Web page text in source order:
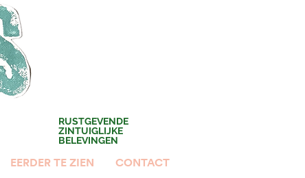
RUSTGEVENDE
ZINTUIGLIJKE
BELEVINGEN
EERDER TE ZIEN CONTACT